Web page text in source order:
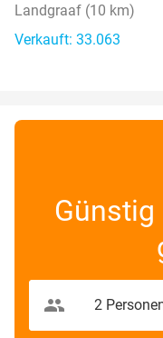
Landgraaf (10 km)
Verkauft: 33.063